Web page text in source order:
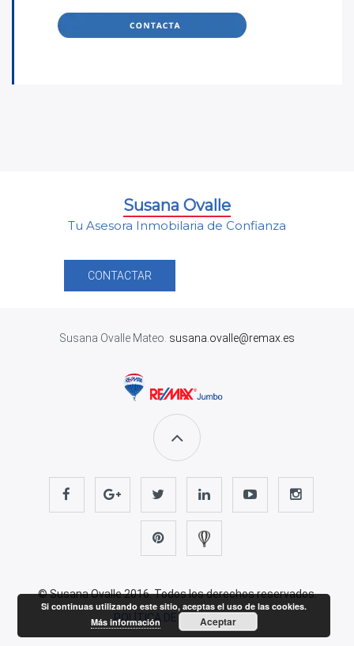
Susana Ovalle
Tu Asesora Inmobilaria de Confianza
CONTACTAR
Susana Ovalle Mateo. susana.ovalle@remax.es
© Susana Ovalle 2016. Todos los derechos reservados.
POLÍTICA DE PRIVACIDAD
Si continuas utilizando este sitio, aceptas el uso de las cookies.
Más información
Aceptar